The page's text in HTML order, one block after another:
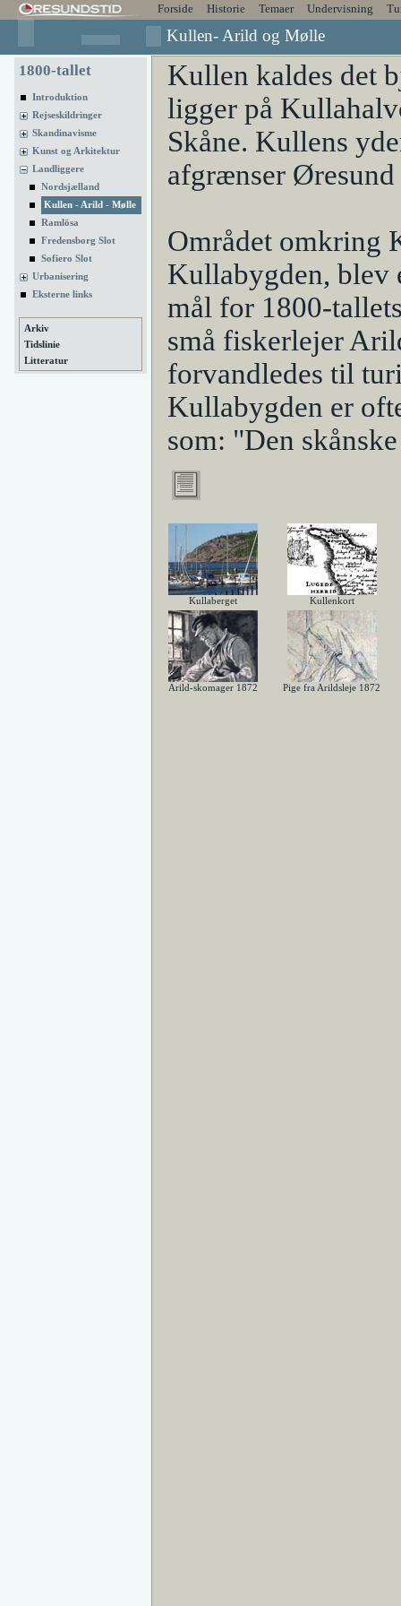
Forside Historie Temaer Undervisning
Kullen- Arild og Mølle
1800-tallet
Introduktion
Rejseskildringer
Skandinavisme
Kunst og Arkitektur
Landliggere
Nordsjælland
Kullen - Arild - Mølle
Ramlösa
Fredensborg Slot
Sofiero Slot
Urbanisering
Eksterne links
Arkiv
Tidslinie
Litteratur
Kullen kaldes det
ligger på
Skåne. Kullens
afgrænser
Området omkring
Kullabygden, blev
mål for 1800-
små fiskerlejer
forvandledes til
Kullabygden er
som: "Den
Kullaberget Kullenkort
Arild-skomager 1872 Pige fra Arildsleje 1872